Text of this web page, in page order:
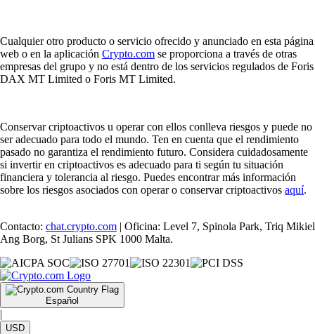
Cualquier otro producto o servicio ofrecido y anunciado en esta página
web o en la aplicación Crypto.com se proporciona a través de otras
empresas del grupo y no está dentro de los servicios regulados de Foris
DAX MT Limited o Foris MT Limited.
Conservar criptoactivos u operar con ellos conlleva riesgos y puede no
ser adecuado para todo el mundo. Ten en cuenta que el rendimiento
pasado no garantiza el rendimiento futuro. Considera cuidadosamente
si invertir en criptoactivos es adecuado para ti según tu situación
financiera y tolerancia al riesgo. Puedes encontrar más información
sobre los riesgos asociados con operar o conservar criptoactivos aquí.
Contacto: chat.crypto.com | Oficina: Level 7, Spinola Park, Triq Mikiel
Ang Borg, St Julians SPK 1000 Malta.
Español
|
USD